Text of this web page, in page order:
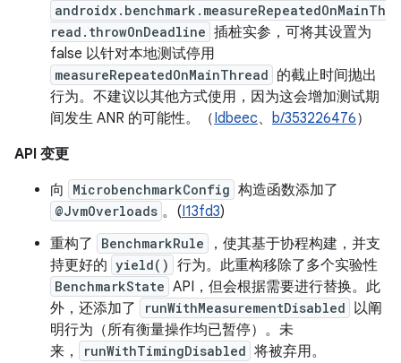
androidx.benchmark.measureRepeatedOnMainTh
read.throwOnDeadline 插桩实参，可将其设置为
false 以针对本地测试停用
measureRepeatedOnMainThread 的截止时间抛出
行为。不建议以其他方式使用，因为这会增加测试期
间发生 ANR 的可能性。（Idbeec、 b/353226476）
API 变更
向
MicrobenchmarkConfig 构造函数添加了
@JvmOverloads 。(I13fd3)
重构了
BenchmarkRule
，使其基于协程构建，并支
持更好的 yield() 行为。此重构移除了多个实验性
BenchmarkState API，但会根据需要进行替换。此
外，还添加了
runWithMeasurementDisabled 以阐
明行为（所有衡量操作均已暂停）。未
来，
runWithTimingDisabled 将被弃用。